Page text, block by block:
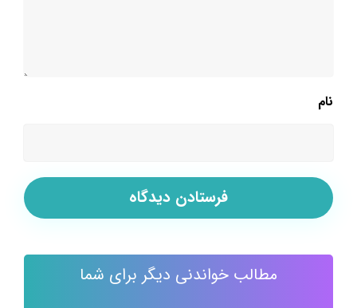
نام
مطالب خواندنی دیگر برای شما